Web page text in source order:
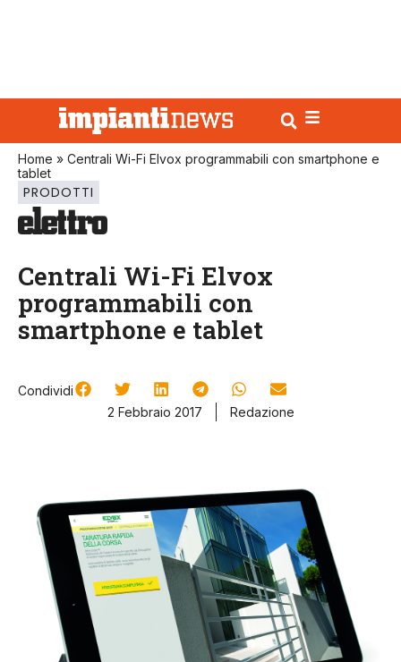
Home » Centrali Wi-Fi Elvox programmabili con smartphone e
tablet
PRODOTTI
Centrali Wi-Fi Elvox
programmabili con
smartphone e tablet
Condividi
2 Febbraio 2017
Redazione